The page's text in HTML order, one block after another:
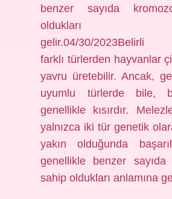
benzer sayıda
oldukları
gelir.04/30/2023Belirli
farklı türlerden hayvanlar
yavru üretebilir. Ancak,
uyumlu türlerde bile,
genellikle kısırdır.
yalnızca iki tür genetik
yakın olduğunda
genellikle benzer sayıda
sahip oldukları anlamına